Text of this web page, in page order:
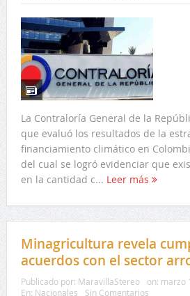
La Contraloría General de la
que evaluó los resultados de la
financiamiento climático en
del cual se logró evidenciar que
en la cantidad c... Leer más
Minagricultura revela
acuerdos con el sector
Publicado por: MaravillaStereo on: marzo
En: Nacionales Sin Comentarios